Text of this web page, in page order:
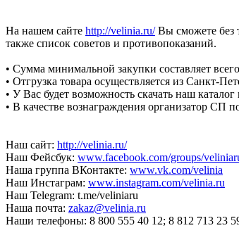
На нашем сайте http://velinia.ru/Вы сможете без
также список советов и противопоказаний.
• Сумма минимальной закупки составляет
• Отгрузка товара осуществляется из Санкт-
• У Вас будет возможность скачать наш каталог
• В качестве вознаграждения организатор
Наш сайт: http://velinia.ru/
Наш Фейсбук: www.facebook.com/groups/
Наша группа ВКонтакте: www.vk.com/velinia
Наш Инстаграм: www.instagram.com/velinia.ru
Наш Telegram: t.me/veliniaru
Наша почта: zakaz@velinia.ru
Наши телефоны: 8 800 555 40 12; 8 812 713 23